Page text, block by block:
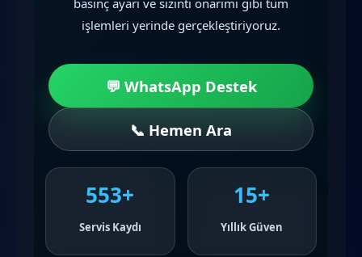
basınç ayarı ve sızıntı onarımı gibi tüm
işlemleri yerinde gerçekleştiriyoruz.
💬 WhatsApp Destek
📞 Hemen Ara
553+
Servis Kaydı
15+
Yıllık Güven